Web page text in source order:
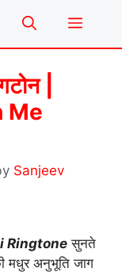
Menu
|
Me
Sanjeev
Ringtone सुनते
मधुर अनुभूति जाग